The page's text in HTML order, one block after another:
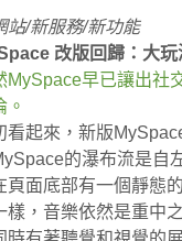
站/新服務/新功能
改版回歸：大
MySpace早已讓出社
。
起來，新版
的瀑布流是自
面底部有一個靜態
樣，音樂依然是重中